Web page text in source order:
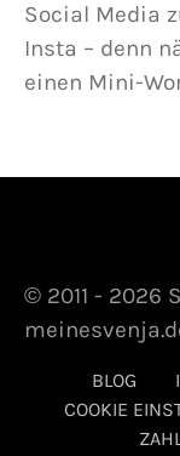
Social Media
Insta – denn
einen Mini-
BLOG
COOKIE
© 2011 - 2026